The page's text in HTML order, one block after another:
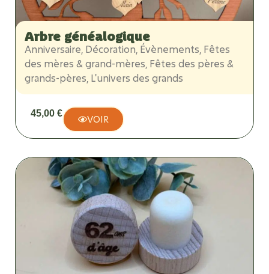
Arbre généalogique
Anniversaire Décoration Évènements Fêtes
des mères & grand-mères Fêtes des pères &
grands-pères L'univers des grands
45,00 € VOIR